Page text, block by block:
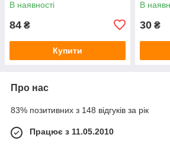
В наявності
84 ₴
Купити
В
30 ₴
Про нас
83% позитивних з 148 відгуків за рік
Працює з 11.05.2010